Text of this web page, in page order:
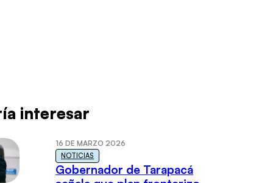
interesar
16 DE MARZO 2026
NOTICIAS
Gobernador de Tarapacá